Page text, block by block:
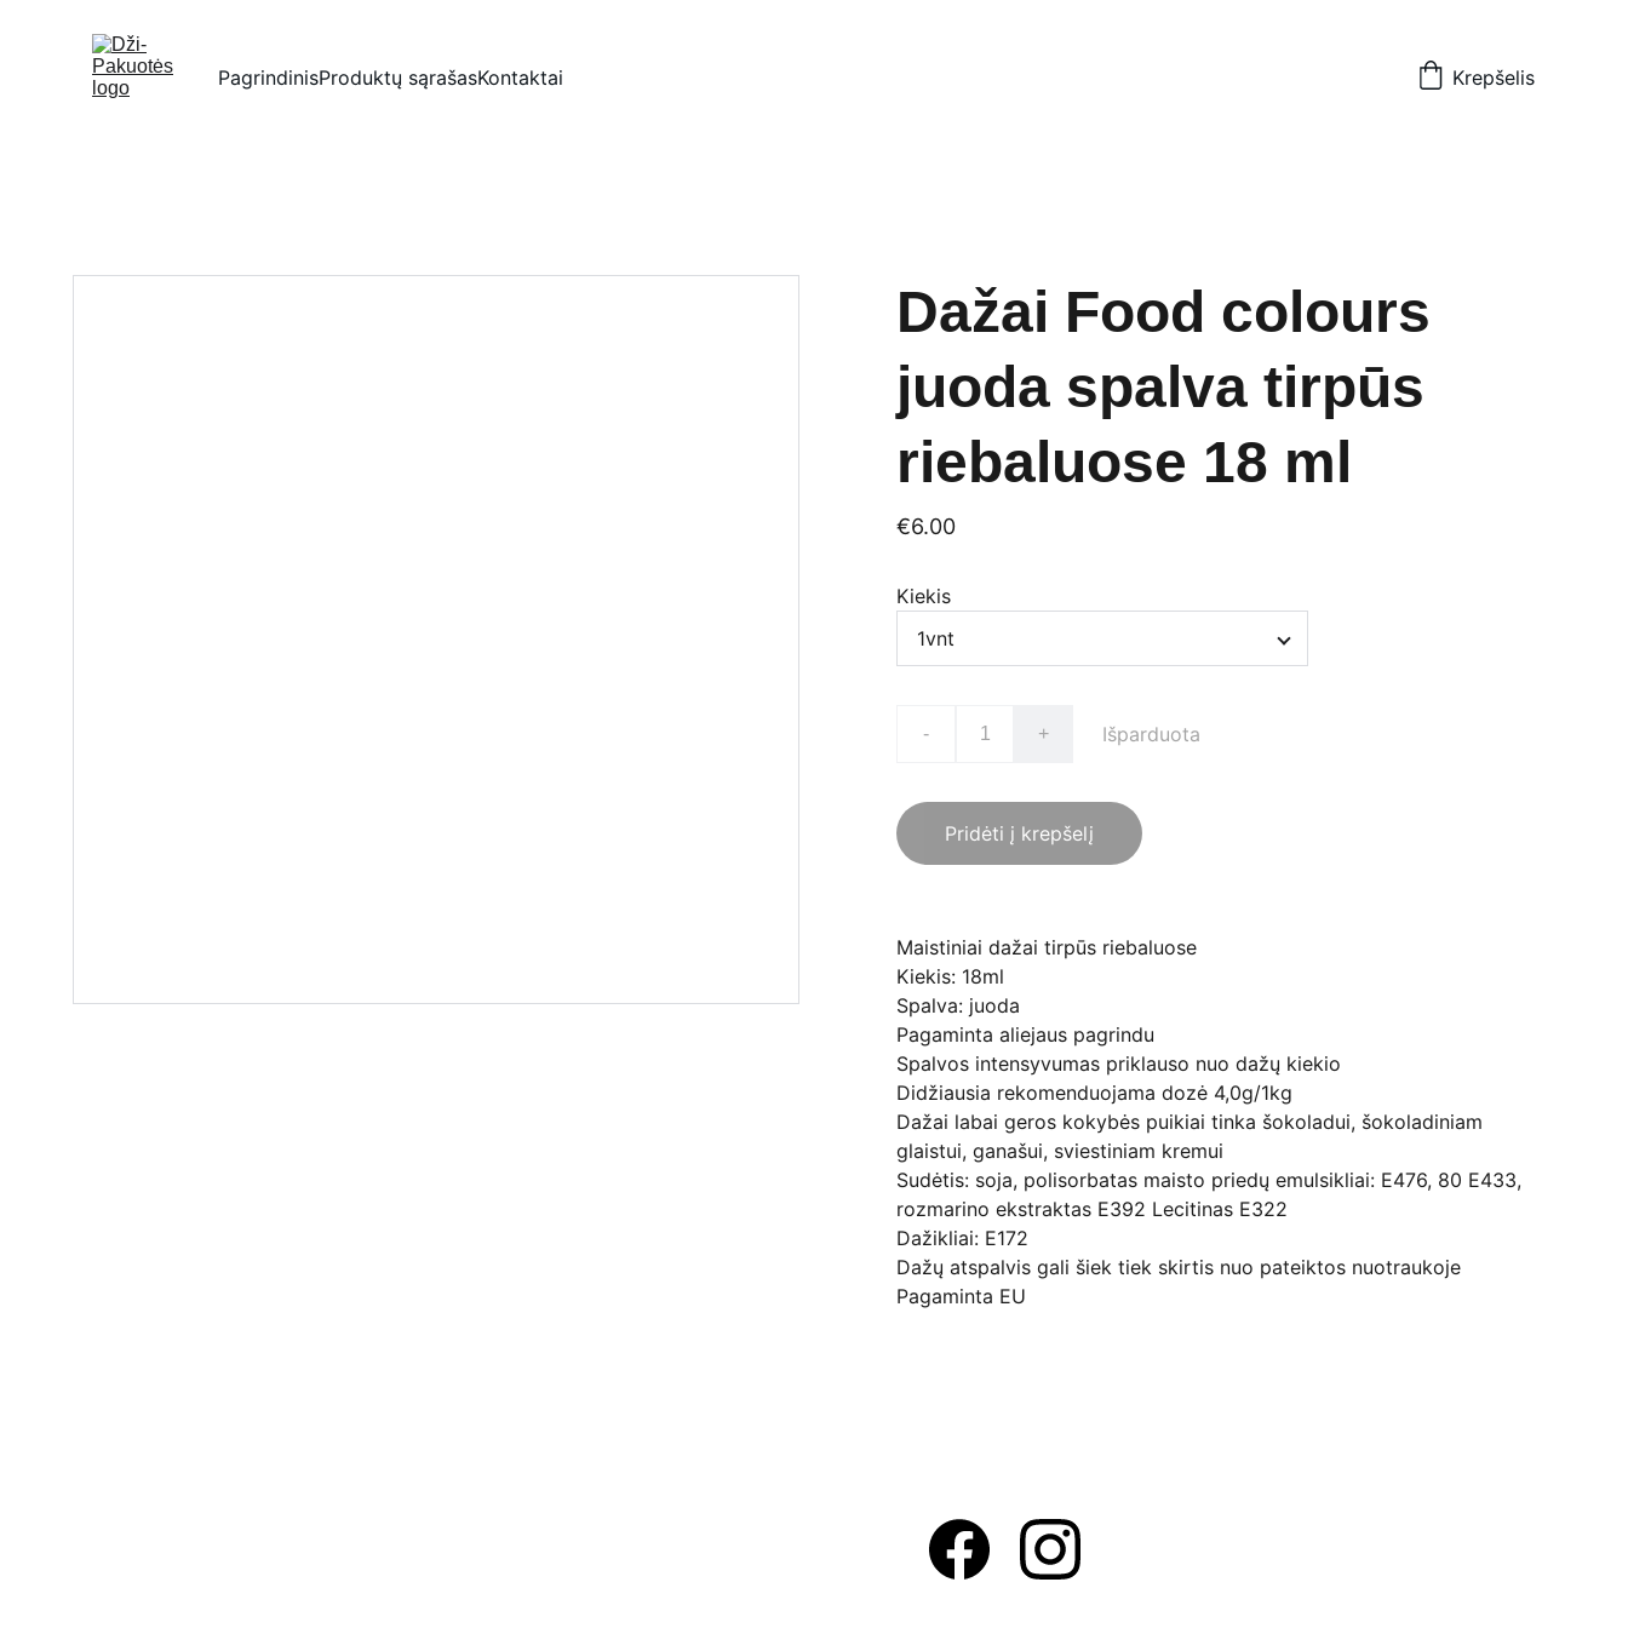
PagrindinisProduktų sąrašasKontaktai Krepšelis
Dažai Food colours
juoda spalva tirpūs
riebaluose 18 ml
€6.00
Kiekis
- + Išparduota
Pridėti į krepšelį
Maistiniai dažai tirpūs riebaluose
Kiekis: 18ml
Spalva: juoda
Pagaminta aliejaus pagrindu
Spalvos intensyvumas priklauso nuo dažų kiekio
Didžiausia rekomenduojama dozė 4,0g/1kg
Dažai labai geros kokybės puikiai tinka šokoladui, šokoladiniam
glaistui, ganašui, sviestiniam kremui
Sudėtis: soja, polisorbatas maisto priedų emulsikliai: E476, 80 E433,
rozmarino ekstraktas E392 Lecitinas E322
Dažikliai: E172
Dažų atspalvis gali šiek tiek skirtis nuo pateiktos nuotraukoje
Pagaminta EU